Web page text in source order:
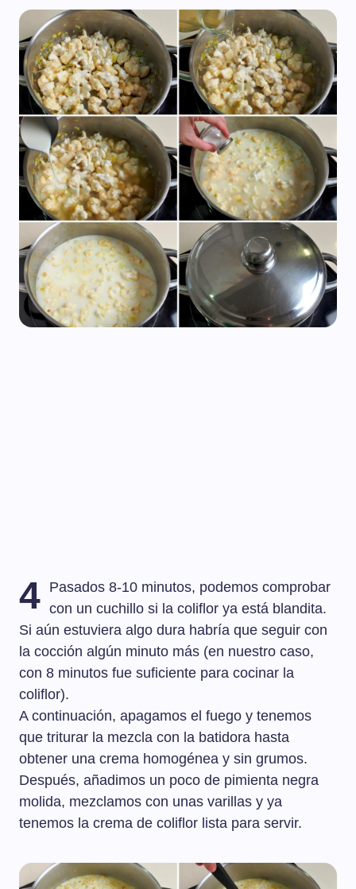
4 Pasados 8-10 minutos, podemos comprobar
con un cuchillo si la coliflor ya está blandita.
Si aún estuviera algo dura habría que seguir con
la cocción algún minuto más (en nuestro caso,
con 8 minutos fue suficiente para cocinar la
coliflor).
A continuación, apagamos el fuego y tenemos
que triturar la mezcla con la batidora hasta
obtener una crema homogénea y sin grumos.
Después, añadimos un poco de pimienta negra
molida, mezclamos con unas varillas y ya
tenemos la crema de coliflor lista para servir.